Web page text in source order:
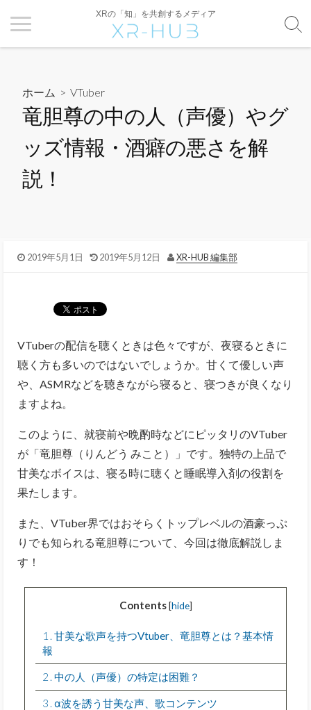
XRの「知」を共創するメディア
ホーム >VTuber
竜胆尊の中の人（声優）やグ
ッズ情報・酒癖の悪さを解
説！
2019年5月1日 2019年5月12日 XR-HUB 編集部
VTuberの配信を聴くときは色々ですが、夜寝るときに
聴く方も多いのではないでしょうか。甘くて優しい声
や、ASMRなどを聴きながら寝ると、寝つきが良くなり
ますよね。
このように、就寝前や晩酌時などにピッタリのVTuber
が「竜胆尊（りんどう みこと）」です。独特の上品で
甘美なボイスは、寝る時に聴くと睡眠導入剤の役割を
果たします。
また、VTuber界ではおそらくトップレベルの酒豪っぷ
りでも知られる竜胆尊について、今回は徹底解説しま
す！
Contents [hide]
1
甘美な歌声を持つVtuber、竜胆尊とは？基本情
報
2 中の人（声優）の特定は困難？
3 α波を誘う甘美な声、歌コンテンツ